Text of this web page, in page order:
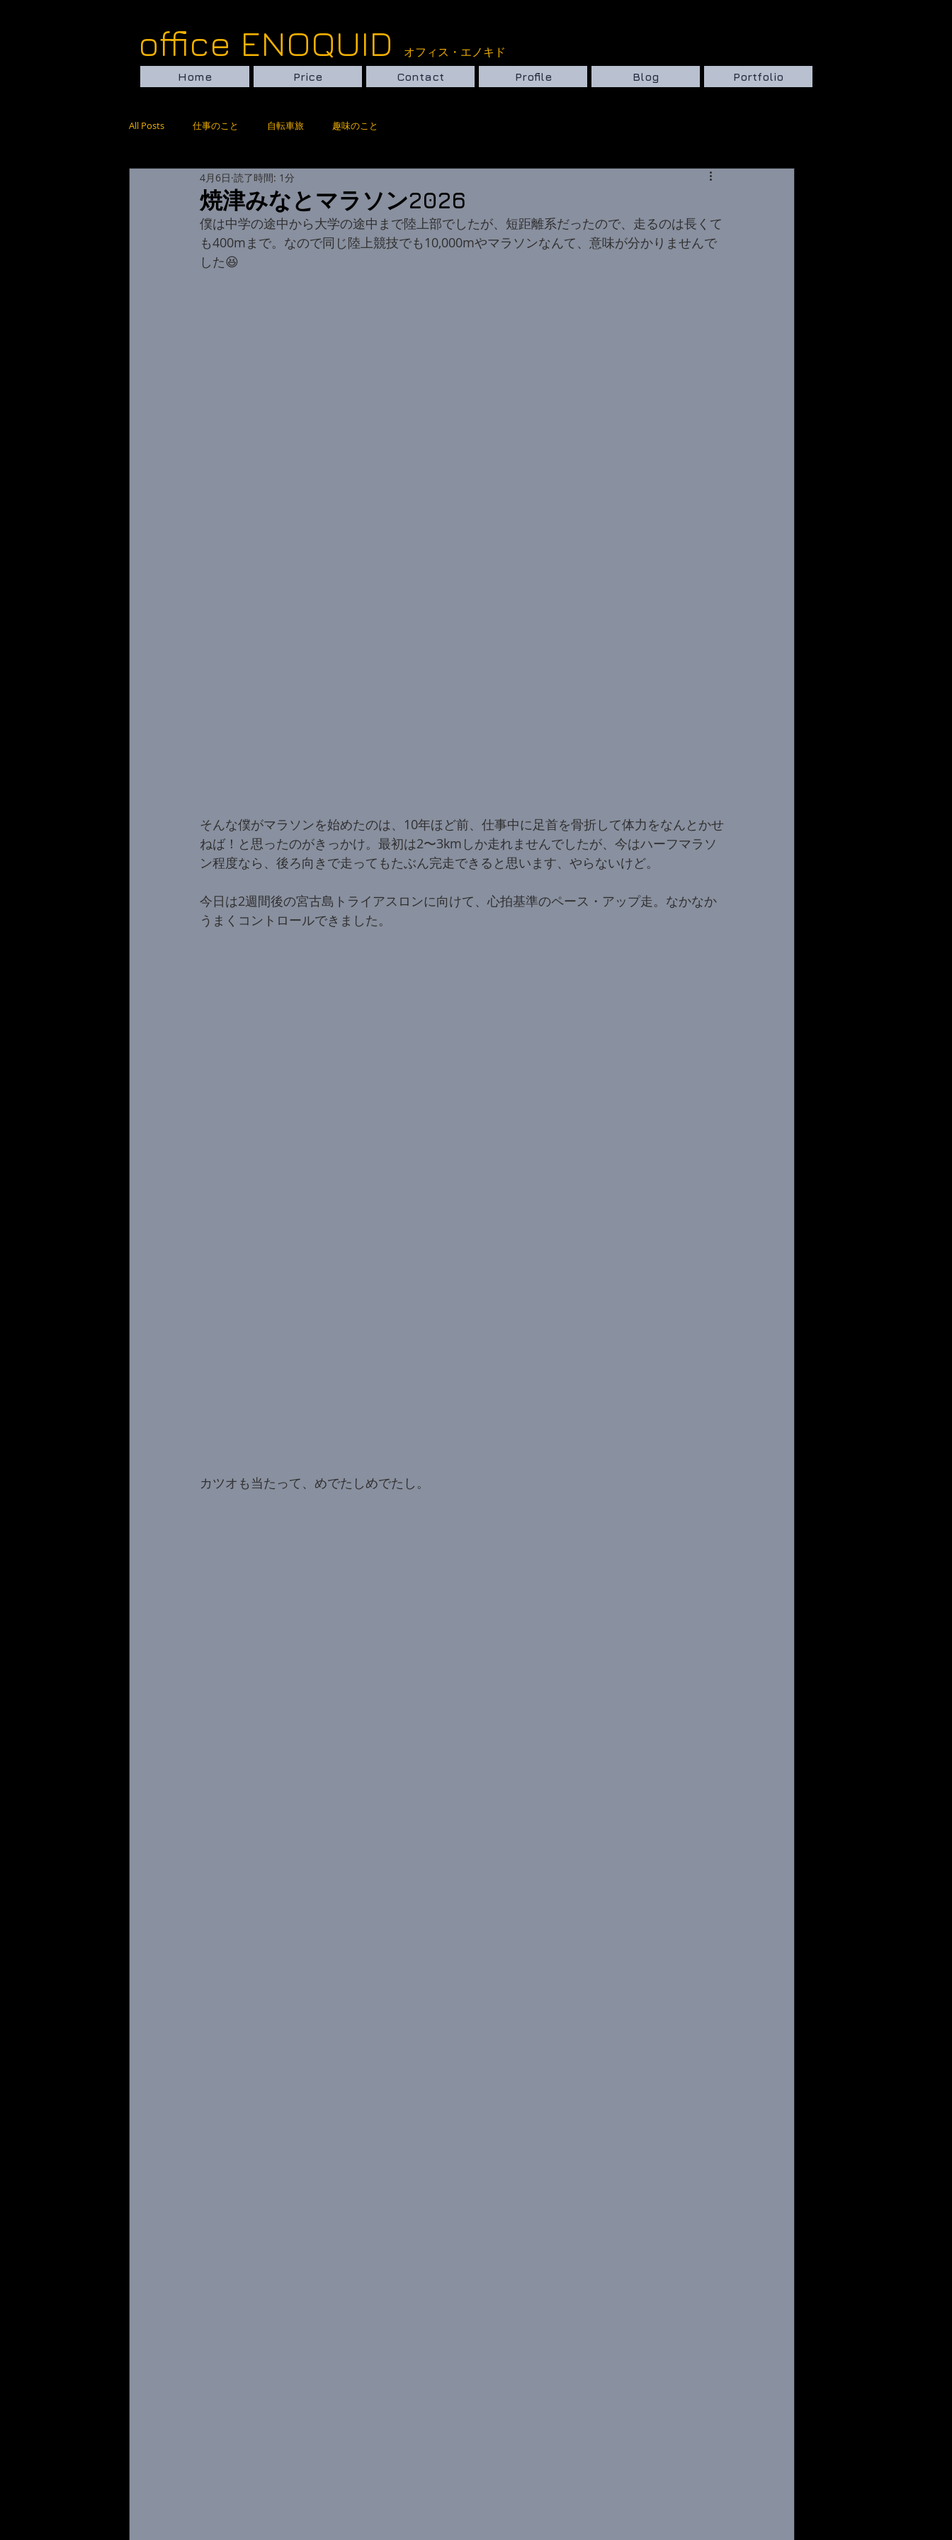
​​​​​​​​​​​​​​​​​​​office ENOQUID
Home Price Contact Profile Blog Portfolio
オフィス・エノキド​​
All Posts 仕事のこと 自転車旅 趣味のこと
焼津みなとマラソン2026
4月6日 読了時間: 1分
僕は中学の途中から大学の途中まで陸上部でしたが、短距離系だったので、走るのは長くて
も400mまで。なので同じ陸上競技でも10,000mやマラソンなんて、意味が分かりませんで
した😆
そんな僕がマラソンを始めたのは、10年ほど前、仕事中に足首を骨折して体力をなんとかせ
ねば！と思ったのがきっかけ。最初は2〜3kmしか走れませんでしたが、今はハーフマラソ
ン程度なら、後ろ向きで走ってもたぶん完走できると思います、やらないけど。
今日は2週間後の宮古島トライアスロンに向けて、心拍基準のペース・アップ走。なかなか
うまくコントロールできました。
カツオも当たって、めでたしめでたし。